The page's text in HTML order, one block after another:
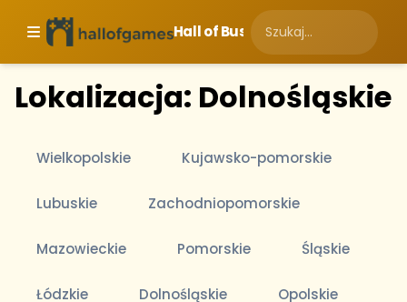
Hall of Business
Lokalizacja: Dolnośląskie
Wielkopolskie Kujawsko-pomorskie
Lubuskie Zachodniopomorskie
Mazowieckie Pomorskie Śląskie
Łódzkie Dolnośląskie Opolskie